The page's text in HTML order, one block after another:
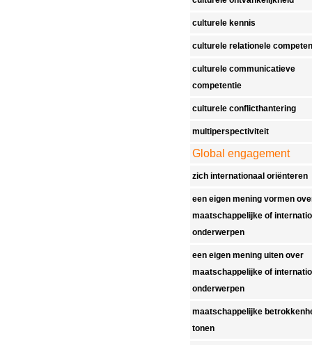
culturele kennis
culturele relationele
culturele communicatieve
competentie
culturele conflicthantering
multiperspectiviteit
Global engagement
zich internationaal oriënteren
een eigen mening vormen
maatschappelijke of
onderwerpen
een eigen mening uiten over
maatschappelijke of
onderwerpen
maatschappelijke
tonen